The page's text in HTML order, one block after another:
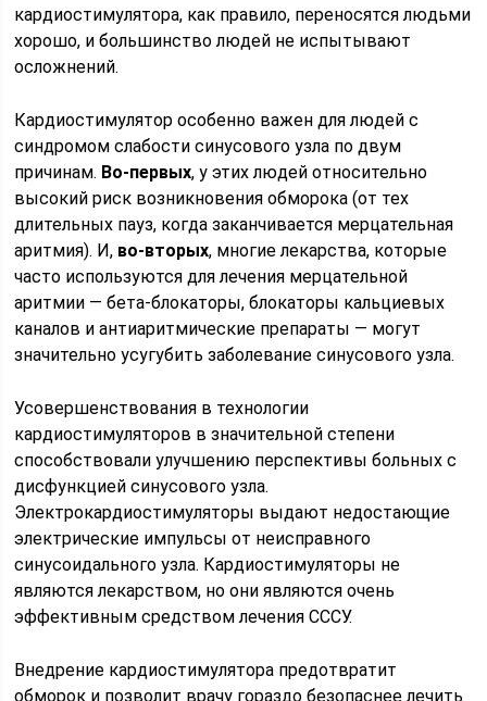
кардиостимулятора, как правило, переносятся людьми
хорошо, и большинство людей не испытывают
осложнений.
Кардиостимулятор особенно важен для людей с
синдромом слабости синусового узла по двум
причинам. Во-первых, у этих людей относительно
высокий риск возникновения обморока (от тех
длительных пауз, когда заканчивается мерцательная
аритмия). И, во-вторых, многие лекарства, которые
часто используются для лечения мерцательной
аритмии — бета-блокаторы, блокаторы кальциевых
каналов и антиаритмические препараты — могут
значительно усугубить заболевание синусового узла.
Усовершенствования в технологии
кардиостимуляторов в значительной степени
способствовали улучшению перспективы больных с
дисфункцией синусового узла.
Электрокардиостимуляторы выдают недостающие
электрические импульсы от неисправного
синусоидального узла. Кардиостимуляторы не
являются лекарством, но они являются очень
эффективным средством лечения СССУ.
Внедрение кардиостимулятора предотвратит
обморок и позволит врачу гораздо безопаснее лечить